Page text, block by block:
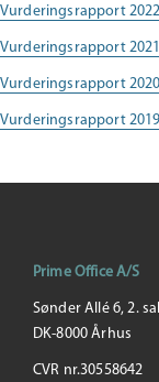
Vurderingsrapport
Vurderingsrapport
Vurderingsrapport
Vurderingsrapport
Prime Office A/S
Sønder Allé 6, 2. sal
DK-8000 Århus
CVR nr.30558642